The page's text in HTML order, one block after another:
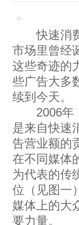
快速消费
市场里曾经
这些奇迹的
些广告大多
续到今天。
2006年，
是来自快速
告营业额的
在不同媒体
为代表的传
位（见图一
媒体上的大
要力量。